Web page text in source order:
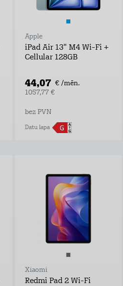
Apple
iPad Air 13" M4 Wi-Fi +
Cellular 128GB
44,07 € /mēn.
1057,77 €
bez PVN
Datu lapa
Xiaomi
Redmi Pad 2 Wi-Fi